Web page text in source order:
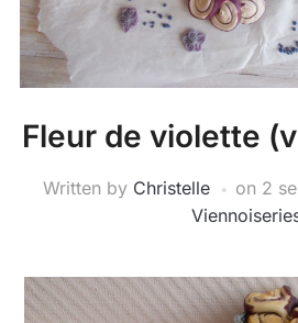
Fleur de violette
Written by Christelle on 2